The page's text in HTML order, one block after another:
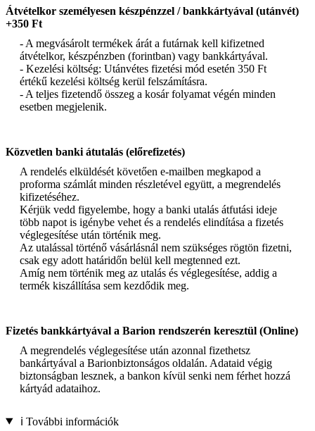
Átvételkor személyesen készpénzzel / bankkártyával (utánvét)
+350 Ft
- A megvásárolt termékek árát a futárnak kell kifizetned
átvételkor, készpénzben (forintban) vagy bankkártyával.
- Kezelési költség: Utánvétes fizetési mód esetén 350 Ft
értékű kezelési költség kerül felszámításra.
- A teljes fizetendő összeg a kosár folyamat végén minden
esetben megjelenik.
Közvetlen banki átutalás (előrefizetés)
A rendelés elküldését követően e-mailben megkapod a
proforma számlát minden részletével együtt, a megrendelés
kifizetéséhez.
Kérjük vedd figyelembe, hogy a banki utalás átfutási ideje
több napot is igénybe vehet és a rendelés elindítása a fizetés
véglegesítése után történik meg.
Az utalással történő vásárlásnál nem szükséges rögtön fizetni,
csak egy adott határidőn belül kell megtenned ezt.
Amíg nem történik meg az utalás és véglegesítése, addig a
termék kiszállítása sem kezdődik meg.
Fizetés bankkártyával a Barion rendszerén keresztül (Online)
A megrendelés véglegesítése után azonnal fizethetsz
bankártyával a Barionbiztonságos oldalán. Adataid végig
biztonságban lesznek, a bankon kívül senki nem férhet hozzá
kártyád adataihoz.
ℹ️ További információk